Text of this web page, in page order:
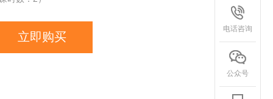
立即购买
电话咨询
公众号